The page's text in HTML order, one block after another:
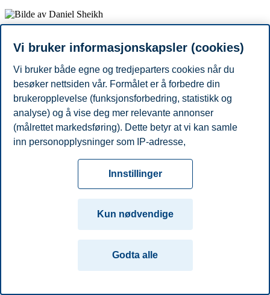
E-post daniel.sheikh@bi.no
Personvern Cookies TilgjengelighetserklæringDisclaimer
fraBeredskapKontakt oss
Campus:
OsloBergen TrondheimStavanger
© 2026 Handelshøyskolen BI
Vi bruker informasjonskapsler (cookies)
Vi bruker både egne og tredjeparters cookies når du
besøker nettsiden vår. Formålet er å forbedre din
brukeropplevelse (funksjonsforbedring, statistikk og
analyse) og å vise deg mer relevante annonser
(målrettet markedsføring). Dette betyr at vi kan samle
inn personopplysninger som IP-adresse,
cookies som er nødvendige for at nettsiden skal
fungere, kan du enten godta alle eller tilpasse ditt
samtykke ved å endre innstillinger.
Les mer om våre informasjonskapsler, hvilke
opplysninger vi samler inn og formålene i innstillinger
for informasjonskapsler. Du kan når som helst endre
eller trekke tilbake ditt samtykke i innstillingene ved å
Innstillinger
Kun nødvendige
Godta alle